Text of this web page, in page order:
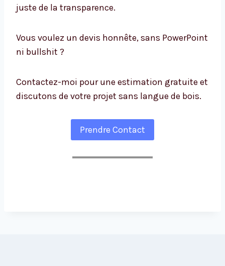
juste de la transparence.
Vous voulez un devis honnête, sans PowerPoint
ni bullshit ?
Contactez-moi pour une estimation gratuite et
discutons de votre projet sans langue de bois.
Prendre Contact